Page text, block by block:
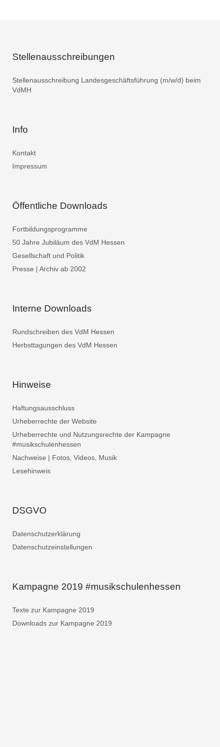
Stellenausschreibungen
Stellenausschreibung Landesgeschäftsführung (m/w/d) beim
VdMH
Info
Kontakt
Impressum
Öffentliche Downloads
Fortbildungsprogramme
50 Jahre Jubiläum des VdM Hessen
Gesellschaft und Politik
Presse | Archiv ab 2002
Interne Downloads
Rundschreiben des VdM Hessen
Herbsttagungen des VdM Hessen
Hinweise
Haftungsausschluss
Urheberrechte der Website
Urheberrechte und Nutzungsrechte der Kampagne
#musikschulenhessen
Nachweise | Fotos, Videos, Musik
Lesehinweis
DSGVO
Datenschutzerklärung
Datenschutzeinstellungen
Kampagne 2019 #musikschulenhessen
Texte zur Kampagne 2019
Downloads zur Kampagne 2019